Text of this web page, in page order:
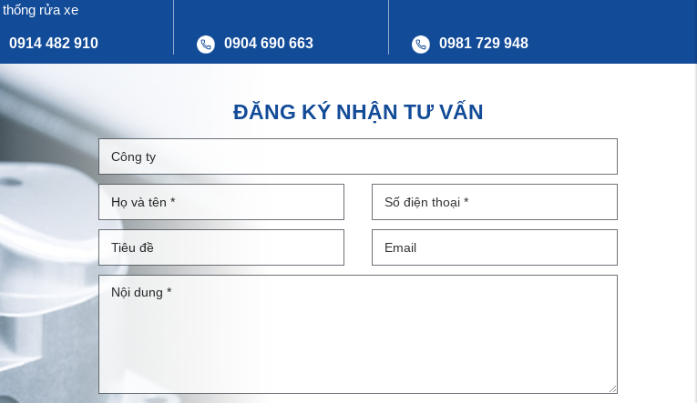
thống rửa xe
0914 482 910 0904 690 663 0981 729 948
ĐĂNG KÝ NHẬN TƯ VẤN